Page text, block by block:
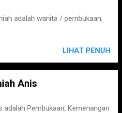
adalah wanita / pembukaan,
LIHAT PENUH
Anis
Pembukaan, Kemenangan